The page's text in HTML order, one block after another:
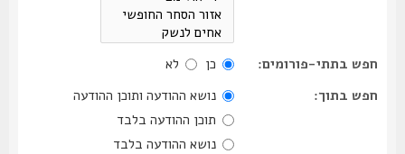
חפש בתתי-פורומים: כן
לא
חפש בתוך:
נושא ההודעה ותוכן ההודעה
תוכן ההודעה בלבד
נושא ההודעה בלבד